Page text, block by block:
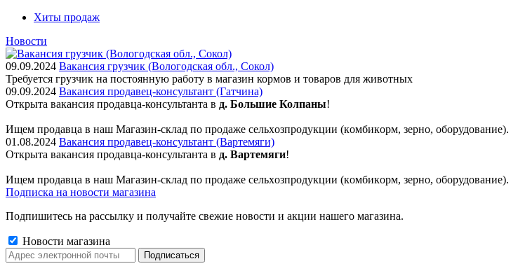
Хиты продаж
Новости
09.09.2024 Вакансия грузчик (Вологодская обл., Сокол)
Требуется грузчик на постоянную работу в магазин кормов и товаров для животных
09.09.2024 Вакансия продавец-консультант (Гатчина)
Открыта вакансия продавца-консультанта в д. Большие Колпаны!
Ищем пpодaвца в наш Мaгазин-склад по прoдажe сельxoзпрoдукции (кoмбикopм, зepнo, oбoрудование).
01.08.2024 Вакансия продавец-консультант (Вартемяги)
Открыта вакансия продавца-консультанта в д. Вартемяги!
Ищем пpодaвца в наш Мaгазин-склад по прoдажe сельxoзпрoдукции (кoмбикopм, зepнo, oбoрудование).
Подписка на новости магазина
Подпишитесь на рассылку и получайте свежие новости и акции нашего магазина.
Новости магазина